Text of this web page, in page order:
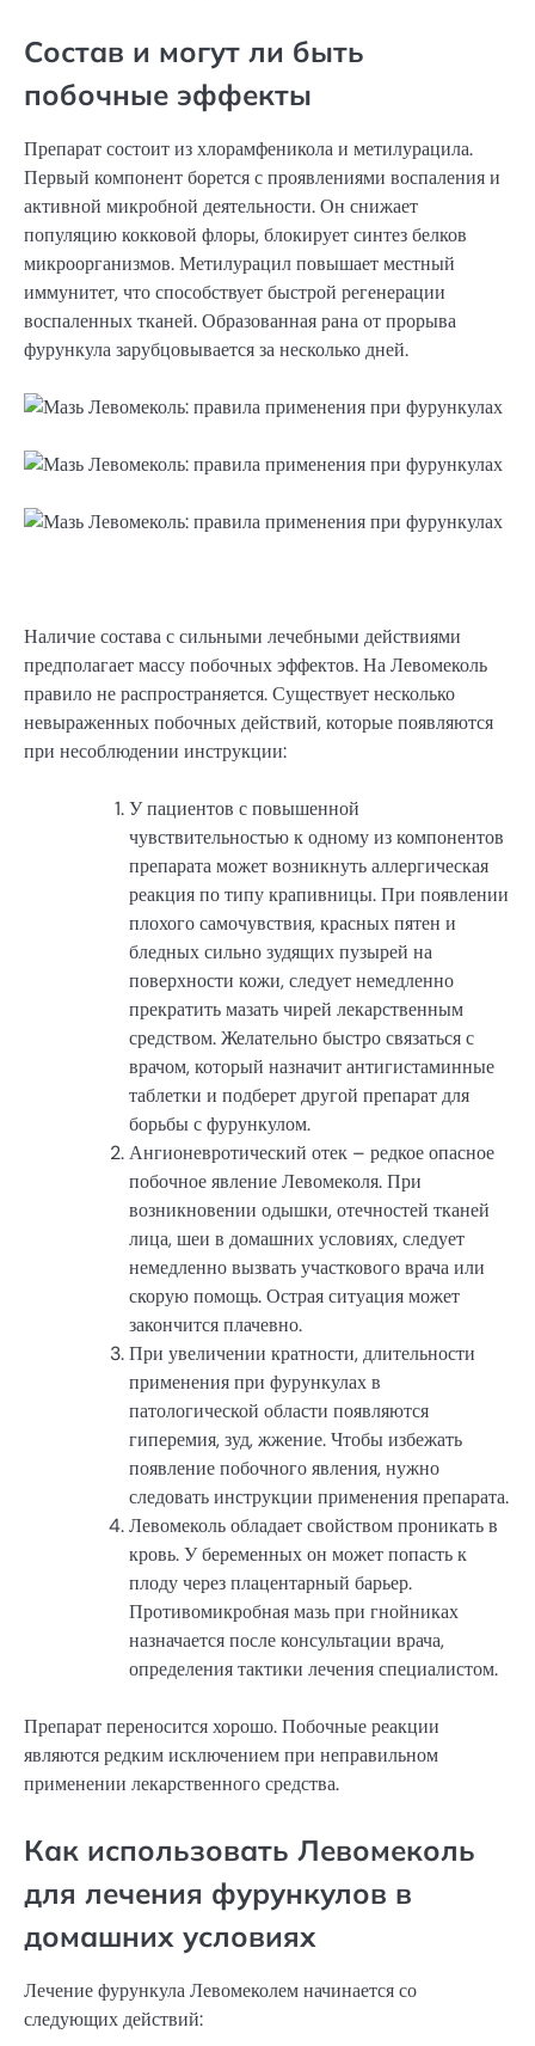
Состав и могут ли быть
побочные эффекты
Препарат состоит из хлорамфеникола и метилурацила.
Первый компонент борется с проявлениями воспаления и
активной микробной деятельности. Он снижает
популяцию кокковой флоры, блокирует синтез белков
микроорганизмов. Метилурацил повышает местный
иммунитет, что способствует быстрой регенерации
воспаленных тканей. Образованная рана от прорыва
фурункула зарубцовывается за несколько дней.
Наличие состава с сильными лечебными действиями
предполагает массу побочных эффектов. На Левомеколь
правило не распространяется. Существует несколько
невыраженных побочных действий, которые появляются
при несоблюдении инструкции:
У пациентов с повышенной
чувствительностью к одному из компонентов
препарата может возникнуть аллергическая
реакция по типу крапивницы. При появлении
плохого самочувствия, красных пятен и
бледных сильно зудящих пузырей на
поверхности кожи, следует немедленно
прекратить мазать чирей лекарственным
средством. Желательно быстро связаться с
врачом, который назначит антигистаминные
таблетки и подберет другой препарат для
борьбы с фурункулом.
Ангионевротический отек – редкое опасное
побочное явление Левомеколя. При
возникновении одышки, отечностей тканей
лица, шеи в домашних условиях, следует
немедленно вызвать участкового врача или
скорую помощь. Острая ситуация может
закончится плачевно.
При увеличении кратности, длительности
применения при фурункулах в
патологической области появляются
гиперемия, зуд, жжение. Чтобы избежать
появление побочного явления, нужно
следовать инструкции применения препарата.
Левомеколь обладает свойством проникать в
кровь. У беременных он может попасть к
плоду через плацентарный барьер.
Противомикробная мазь при гнойниках
назначается после консультации врача,
определения тактики лечения специалистом.
Препарат переносится хорошо. Побочные реакции
являются редким исключением при неправильном
применении лекарственного средства.
Как использовать Левомеколь
для лечения фурункулов в
домашних условиях
Лечение фурункула Левомеколем начинается со
следующих действий: